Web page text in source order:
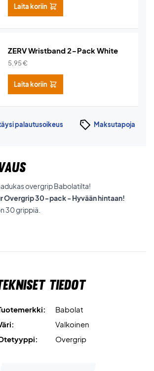
Laita koriin
ZERV Wristband 2-Pack White
5,95€
Laita koriin
palautusoikeus Maksutapoja
overgrip Babolatilta!
Overgrip 30-pack - Hyvään hintaan!
30 grippiä.
tiedot
Babolat
Valkoinen
Overgrip